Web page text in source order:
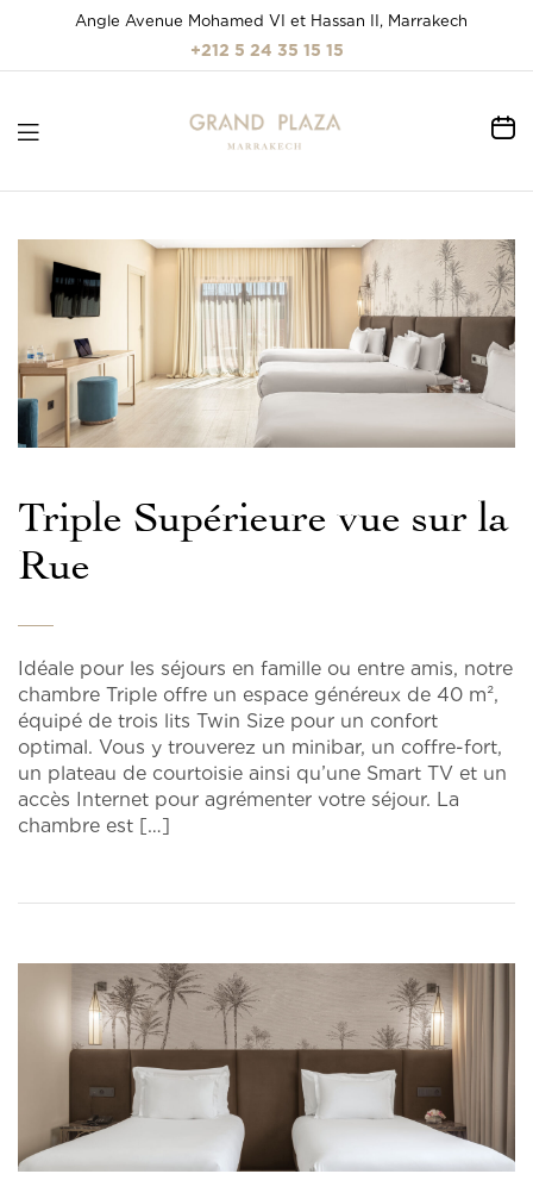
Angle Avenue Mohamed VI et Hassan II, Marrakech
+212 5 24 35 15 15
Triple Supérieure vue sur la
Rue
Idéale pour les séjours en famille ou entre amis, notre
chambre Triple offre un espace généreux de 40 m²,
équipé de trois lits Twin Size pour un confort
optimal. Vous y trouverez un minibar, un coffre-fort,
un plateau de courtoisie ainsi qu’une Smart TV et un
accès Internet pour agrémenter votre séjour. La
chambre est […]